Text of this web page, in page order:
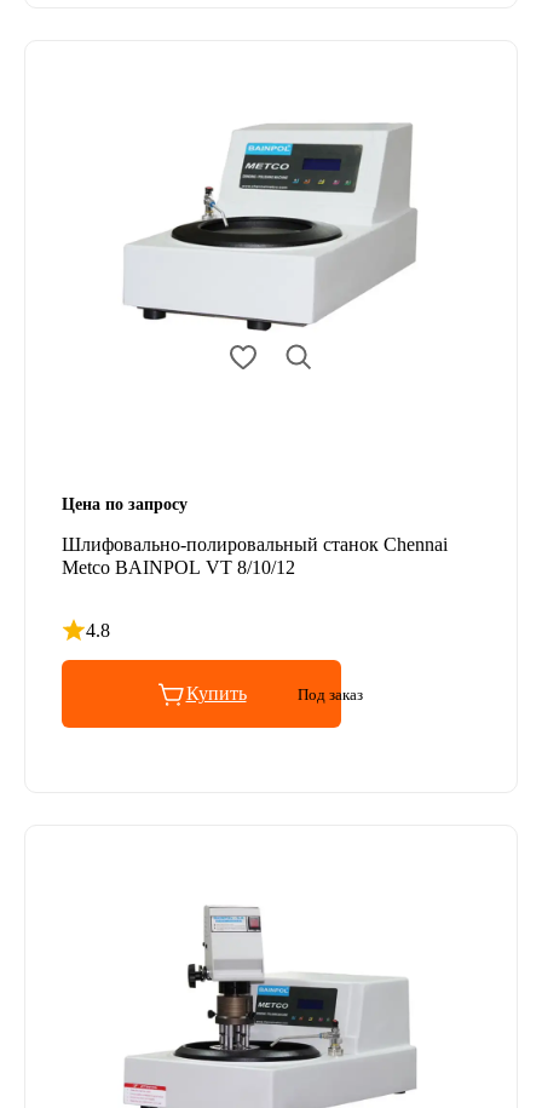
Цена по запросу
Шлифовально-полировальный станок Chennai
Metco BAINPOL VT 8/10/12
4.8
Рейтинг 4.8 из 5
Купить Под заказ